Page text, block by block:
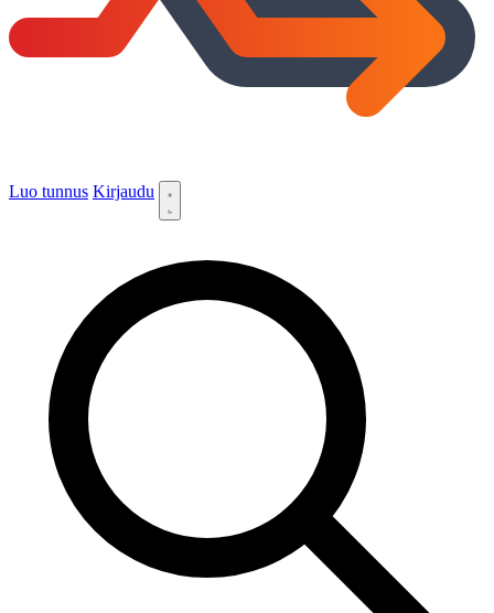
Luo tunnus Kirjaudu